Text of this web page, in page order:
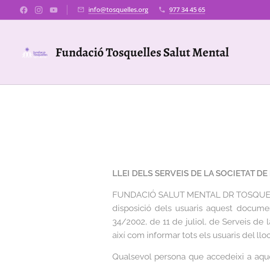
info@tosquelles.org 977 34 45 65
Fundació Tosquelles Salut Mental
LLEI DELS SERVEIS DE LA SOCIETAT
FUNDACIÓ SALUT MENTAL DR
disposició dels usuaris aquest
34/2002, de 11 de juliol, de Serveis de
així com informar tots els usuaris del
Qualsevol persona que accedeixi a